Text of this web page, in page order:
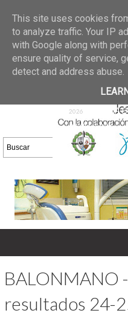
02 jun 2026
30/05/2026
DE FOTOS 23/
2026
GALERIA
16/05/2026
DE FOTOS 09/
2026
GALERIA
26/04/2026
BALONMANO
resultados 24-
This site uses cookies
to analyze traffic. Your IP
with Google along with
ensure quality of service,
detect and address abuse.